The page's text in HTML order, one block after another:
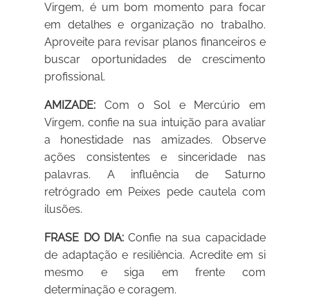
Virgem, é um bom momento para focar
em detalhes e organização no trabalho.
Aproveite para revisar planos financeiros e
buscar oportunidades de crescimento
profissional.
AMIZADE: Com o Sol e Mercúrio em
Virgem, confie na sua intuição para avaliar
a honestidade nas amizades. Observe
ações consistentes e sinceridade nas
palavras. A influência de Saturno
retrógrado em Peixes pede cautela com
ilusões.
FRASE DO DIA: Confie na sua capacidade
de adaptação e resiliência. Acredite em si
mesmo e siga em frente com
determinação e coragem.